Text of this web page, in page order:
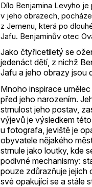
Dílo Benjamina Levyho
v jeho obrazech,
z Jemenu, která po
Jafu. Benjaminův otec
Jako čtyřicetiletý se
jedenáct dětí, z nichž
Jafu a jeho obrazy jsou
Mnoho inspirace
před jeho narozením.
strnulost jeho postav,
výjevů je výsledkem
u fotografa, jeviště je
obyvatele nějakého
strnule jako loutky, kde
podivné mechanismy:
pouze zdůrazňuje jejich
své opakující se a stále